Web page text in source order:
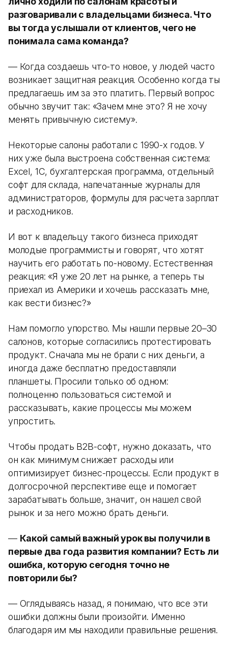
разговаривали с владельцами бизнеса. Что
вы тогда услышали от клиентов, чего не
понимала сама команда?
— Когда создаешь что-то новое, у людей часто
возникает защитная реакция. Особенно когда ты
предлагаешь им за это платить. Первый вопрос
обычно звучит так: «Зачем мне это? Я не хочу
менять привычную систему».
Некоторые салоны работали с 1990-х годов. У
них уже была выстроена собственная система:
Excel, 1С, бухгалтерская программа, отдельный
софт для склада, напечатанные журналы для
администраторов, формулы для расчета зарплат
и расходников.
И вот к владельцу такого бизнеса приходят
молодые программисты и говорят, что хотят
научить его работать по-новому. Естественная
реакция: «Я уже 20 лет на рынке, а теперь ты
приехал из Америки и хочешь рассказать мне,
как вести бизнес?»
Нам помогло упорство. Мы нашли первые 20–30
салонов, которые согласились протестировать
продукт. Сначала мы не брали с них деньги, а
иногда даже бесплатно предоставляли
планшеты. Просили только об одном:
полноценно пользоваться системой и
рассказывать, какие процессы мы можем
упростить.
Чтобы продать B2B-софт, нужно доказать, что
он как минимум снижает расходы или
оптимизирует бизнес-процессы. Если продукт в
долгосрочной перспективе еще и помогает
зарабатывать больше, значит, он нашел свой
рынок и за него можно брать деньги.
— Какой самый важный урок вы получили в
первые два года развития компании? Есть ли
ошибка, которую сегодня точно не
повторили бы?
— Оглядываясь назад, я понимаю, что все эти
ошибки должны были произойти. Именно
благодаря им мы находили правильные решения.